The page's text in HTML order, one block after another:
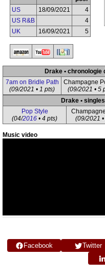
US
18/09/2021
4
US R&B
4
UK
16/09/2021 5
Drake • chronologie
7am on Bridle Path
(09/2021 • 1 pts)
Champagne
(09/2021 • 5
Drake •
Pop Style
(04/2016 • 4 pts)
(09/2021
Music video
Facebook Twitter